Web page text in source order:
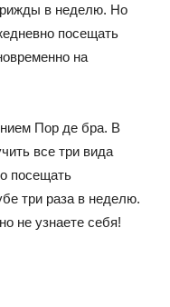
в неделю. Но
посещать
на
Пор де бра. В
все три вида
посещать
три раза в неделю.
не узнаете себя!